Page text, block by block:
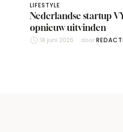
LIFESTYLE
Nederlandse startup
opnieuw uitvinden
18 juni 2026 door